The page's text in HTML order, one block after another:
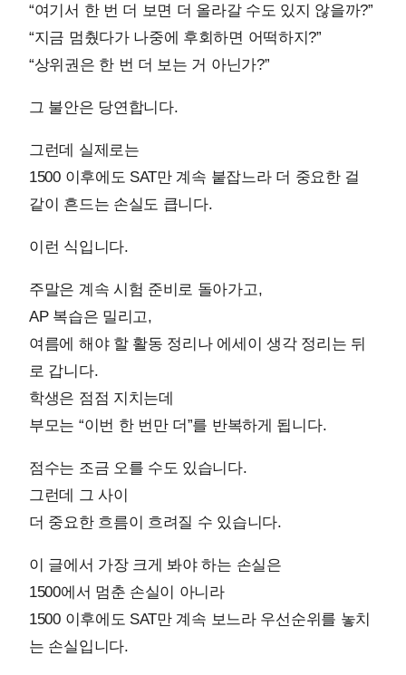
“여기서 한 번 더 보면 더 올라갈 수도 있지 않을까?”
“지금 멈췄다가 나중에 후회하면 어떡하지?”
“상위권은 한 번 더 보는 거 아닌가?”
그 불안은 당연합니다.
그런데 실제로는
1500 이후에도 SAT만 계속 붙잡느라 더 중요한 걸
같이 흔드는 손실도 큽니다.
이런 식입니다.
주말은 계속 시험 준비로 돌아가고,
AP 복습은 밀리고,
여름에 해야 할 활동 정리나 에세이 생각 정리는 뒤
로 갑니다.
학생은 점점 지치는데
부모는 “이번 한 번만 더”를 반복하게 됩니다.
점수는 조금 오를 수도 있습니다.
그런데 그 사이
더 중요한 흐름이 흐려질 수 있습니다.
이 글에서 가장 크게 봐야 하는 손실은
1500에서 멈춘 손실이 아니라
1500 이후에도 SAT만 계속 보느라 우선순위를 놓치
는 손실입니다.